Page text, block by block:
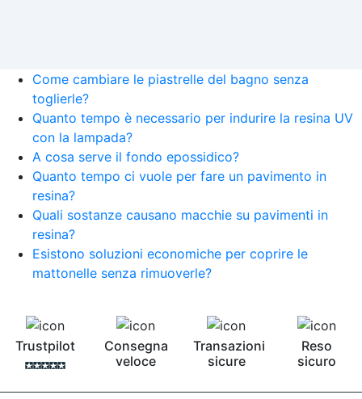
Come cambiare le piastrelle del bagno senza
toglierle?
Quanto tempo è necessario per indurire la resina UV
con la lampada?
A cosa serve il fondo epossidico?
Quanto tempo ci vuole per fare un pavimento in
resina?
Quali sostanze causano macchie su pavimenti in
resina?
Esistono soluzioni economiche per coprire le
mattonelle senza rimuoverle?
Trustpilot
Consegna
veloce
Transazioni
sicure
Reso
sicuro